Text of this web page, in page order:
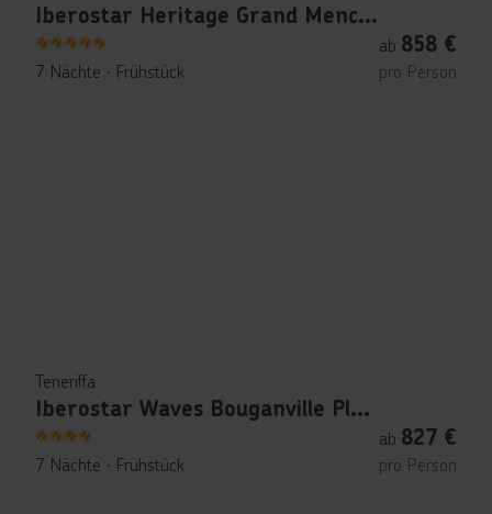
Iberostar Heritage Grand Mencey
5
7 Nächte ∙ Frühstück
ab 858 €
pro Person
Teneriffa
Iberostar Waves Bouganville Playa
4
7 Nächte ∙ Frühstück
ab 827 €
pro Person